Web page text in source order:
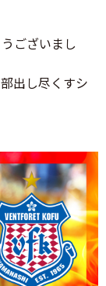
ございまし
出し尽くすシ